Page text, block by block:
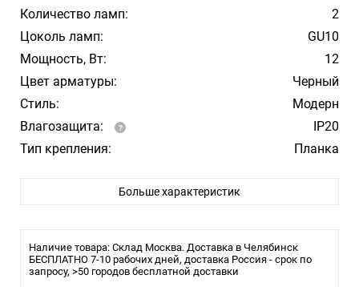
Количество ламп:
2
Цоколь ламп:
GU10
Мощность, Вт:
12
Цвет арматуры:
Черный
Стиль:
Модерн
Влагозащита:
IP20
Тип крепления:
Планка
Тип светильника:
Светильник спот, Бра
Больше характеристик
Наличие товара: Склад Москва. Доставка в Челябинск
БЕСПЛАТНО 7-10 рабочих дней, доставка Россия - срок по
запросу, >50 городов бесплатной доставки